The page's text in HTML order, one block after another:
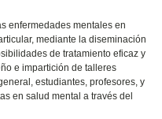
enfermedades mentales en
mediante la diseminación
de tratamiento eficaz y
e impartición de talleres
estudiantes, profesores, y
en salud mental a través del